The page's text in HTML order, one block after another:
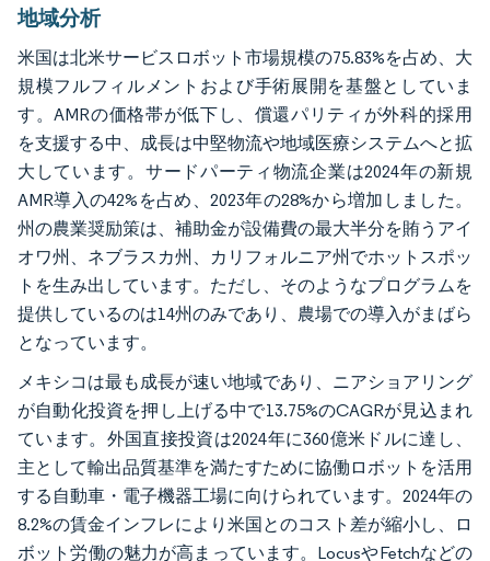
地域分析
米国は北米サービスロボット市場規模の75.83%を占め、大
規模フルフィルメントおよび手術展開を基盤としていま
す。AMRの価格帯が低下し、償還パリティが外科的採用
を支援する中、成長は中堅物流や地域医療システムへと拡
大しています。サードパーティ物流企業は2024年の新規
AMR導入の42%を占め、2023年の28%から増加しました。
州の農業奨励策は、補助金が設備費の最大半分を賄うアイ
オワ州、ネブラスカ州、カリフォルニア州でホットスポッ
トを生み出しています。ただし、そのようなプログラムを
提供しているのは14州のみであり、農場での導入がまばら
となっています。
メキシコは最も成長が速い地域であり、ニアショアリング
が自動化投資を押し上げる中で13.75%のCAGRが見込まれ
ています。外国直接投資は2024年に360億米ドルに達し、
主として輸出品質基準を満たすために協働ロボットを活用
する自動車・電子機器工場に向けられています。2024年の
8.2%の賃金インフレにより米国とのコスト差が縮小し、ロ
ボット労働の魅力が高まっています。LocusやFetchなどの